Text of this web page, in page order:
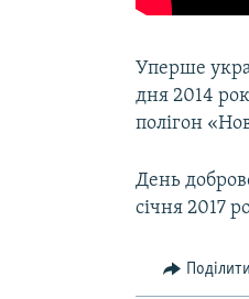
Уперше
дня 2014
полігон
День
січня 2017